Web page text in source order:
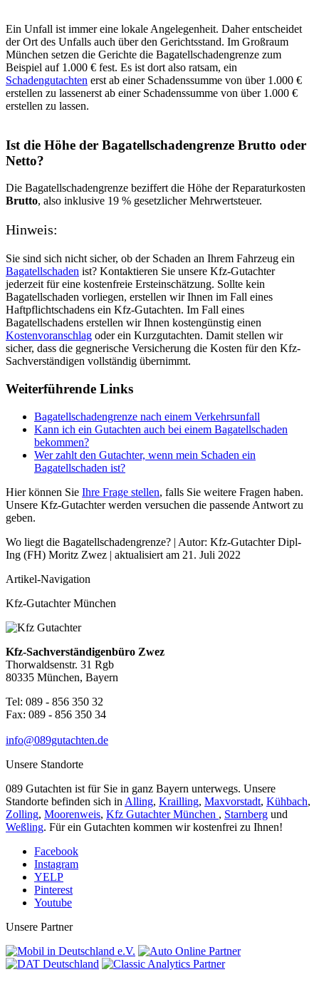
Ein Unfall ist immer eine lokale Angelegenheit. Daher entscheidet
der Ort des Unfalls auch über den Gerichtsstand. Im Großraum
München setzen die Gerichte die Bagatellschadengrenze zum
Beispiel auf 1.000 € fest. Es ist dort also ratsam, ein
Schadengutachten erst ab einer Schadenssumme von über 1.000 €
erstellen zu lassenerst ab einer Schadenssumme von über 1.000 €
erstellen zu lassen.
Ist die Höhe der Bagatellschadengrenze Brutto oder
Netto?
Die Bagatellschadengrenze beziffert die Höhe der Reparaturkosten
Brutto, also inklusive 19 % gesetzlicher Mehrwertsteuer.
Hinweis:
Sie sind sich nicht sicher, ob der Schaden an Ihrem Fahrzeug ein
Bagatellschaden ist? Kontaktieren Sie unsere Kfz-Gutachter
jederzeit für eine kostenfreie Ersteinschätzung. Sollte kein
Bagatellschaden vorliegen, erstellen wir Ihnen im Fall eines
Haftpflichtschadens ein Kfz-Gutachten. Im Fall eines
Bagatellschadens erstellen wir Ihnen kostengünstig einen
Kostenvoranschlag oder ein Kurzgutachten. Damit stellen wir
sicher, dass die gegnerische Versicherung die Kosten für den Kfz-
Sachverständigen vollständig übernimmt.
Weiterführende Links
Bagatellschadengrenze nach einem Verkehrsunfall
Kann ich ein Gutachten auch bei einem Bagatellschaden
bekommen?
Wer zahlt den Gutachter, wenn mein Schaden ein
Bagatellschaden ist?
Hier können Sie Ihre Frage stellen, falls Sie weitere Fragen haben.
Unsere Kfz-Gutachter werden versuchen die passende Antwort zu
geben.
Wo liegt die Bagatellschadengrenze? | Autor: Kfz-Gutachter Dipl-
Ing (FH) Moritz Zwez | aktualisiert am 21. Juli 2022
Artikel-Navigation
Kfz-Gutachter München
Kfz-Sachverständigenbüro Zwez
Thorwaldsenstr. 31 Rgb
80335 München, Bayern
Tel: 089 - 856 350 32
Fax: 089 - 856 350 34
info@089gutachten.de
Unsere Standorte
089 Gutachten ist für Sie in ganz Bayern unterwegs. Unsere
Standorte befinden sich in Alling, Krailling, Maxvorstadt, Kühbach,
Zolling, Moorenweis, Kfz Gutachter München , Starnberg und
Weßling. Für ein Gutachten kommen wir kostenfrei zu Ihnen!
Facebook
Instagram
YELP
Pinterest
Youtube
Unsere Partner